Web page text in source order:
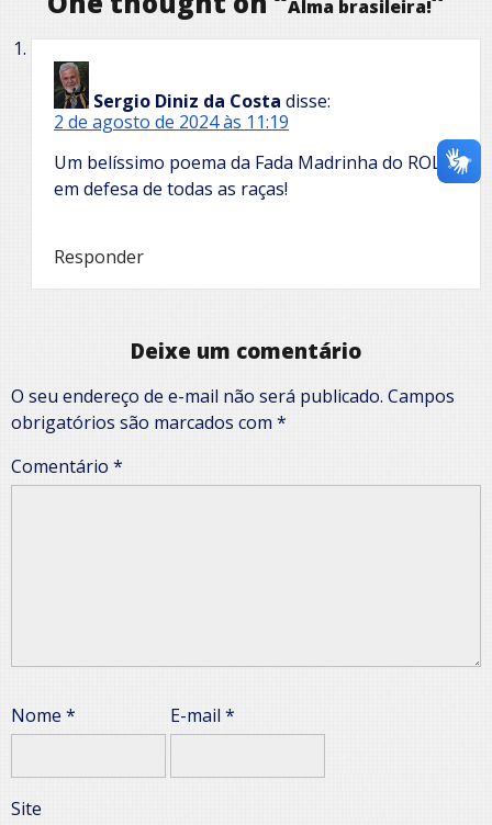
Alma brasileira!
Sergio Diniz da Costa disse:
2 de agosto de 2024 às 11:19
Um belíssimo poema da Fada Madrinha do ROL,
em defesa de todas as raças!
Responder
Deixe um comentário
O seu endereço de e-mail não será publicado. Campos
obrigatórios são marcados com *
Comentário *
Nome * E-mail *
Site